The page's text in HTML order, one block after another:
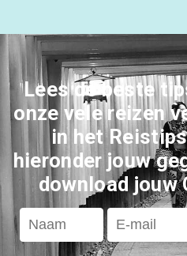
Lees de beste
onze vele reizen
in het
hieronder jouw
download jouw